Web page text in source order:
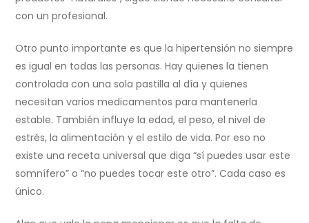
con un profesional.
Otro punto importante es que la hipertensión no siempre
es igual en todas las personas. Hay quienes la tienen
controlada con una sola pastilla al día y quienes
necesitan varios medicamentos para mantenerla
estable. También influye la edad, el peso, el nivel de
estrés, la alimentación y el estilo de vida. Por eso no
existe una receta universal que diga “sí puedes usar este
somnífero” o “no puedes tocar este otro”. Cada caso es
único.